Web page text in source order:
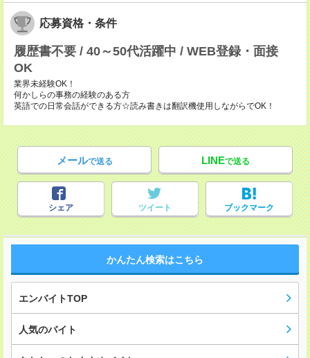
応募資格・条件
履歴書不要 / 40～50代活躍中 / WEB登録・面接
OK
業界未経験OK！
何かしらの事務の経験のある方
英語での日常会話ができる方☆読み書きは翻訳機使用しながらでOK！
メールで送る LINEで送る
シェア ツイート ブックマーク
かんたん検索はこちら
エンバイトTOP
人気のバイト